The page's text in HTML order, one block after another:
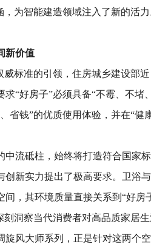
，为智能建造领域注入了新的活
新价值
威标准的引领，住房城乡建设部
求“好房子”必须具备“不霉、不堵
省钱”的优质使用体验，并在“健
中流砥柱，始终将打造符合国家
创新实力提出了极高要求。卫浴
间，其环境质量直接关系到“好房
刻洞察当代消费者对高品质家居
旋风大师系列，正是针对这两个